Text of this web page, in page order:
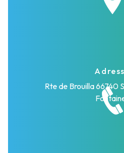
Rte de Brouilla66740